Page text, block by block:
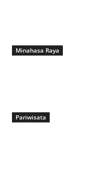
Minahasa Raya
Pariwisata